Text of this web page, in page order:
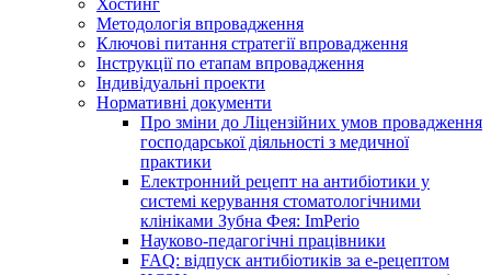
Хостинг
Методологія впровадження
Ключові питання стратегії впровадження
Інструкції по етапам впровадження
Індивідуальні проекти
Нормативні документи
Про зміни до Ліцензійних умов провадження
господарської діяльності з медичної
практики
Електронний рецепт на антибіотики у
системі керування стоматологічними
клініками Зубна Фея: ImPerio
Науково-педагогічні працівники
FAQ: відпуск антибіотиків за е-рецептом